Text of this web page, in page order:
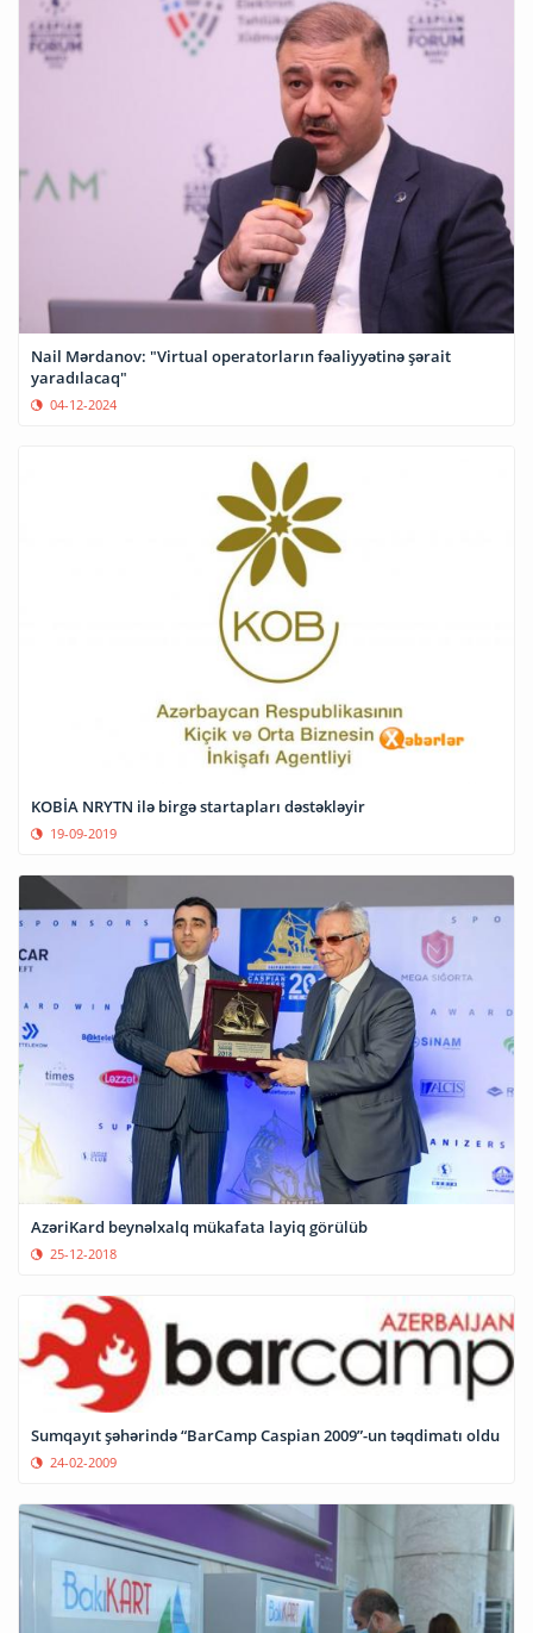
Nail Mərdanov: "Virtual operatorların fəaliyyətinə şərait
yaradılacaq"
04-12-2024
KOBİA NRYTN ilə birgə startapları dəstəkləyir
19-09-2019
AzəriKard beynəlxalq mükafata layiq görülüb
25-12-2018
Sumqayıt şəhərində “BarCamp Caspian 2009”-un təqdimatı oldu
24-02-2009